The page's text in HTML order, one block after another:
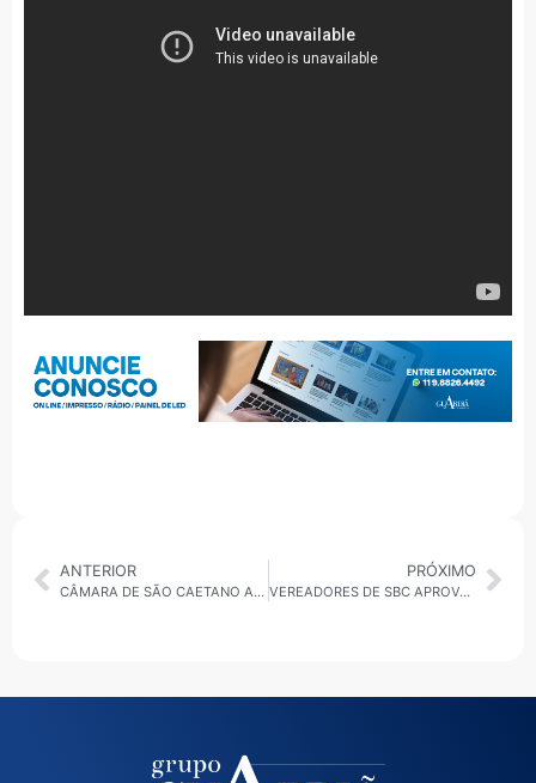
ANTERIOR
CÂMARA DE SÃO CAETANO APROVA PROJETOS QUE BENEFICIAM SERVIDORES DA EDUCAÇÃO
PRÓXIMO
VEREADORES DE SBC APROVAM CONTAS DE ORLANDO